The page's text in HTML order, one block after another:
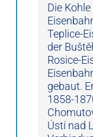
Die
Teplice-
der
Rosice-
gebaut.
1858-
Ústí nad